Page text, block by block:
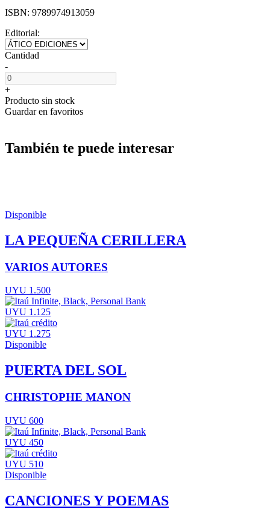
ISBN: 9789974913059
Editorial:
Cantidad
-
+
Producto sin stock
Guardar en favoritos
También te puede interesar
Disponible
LA PEQUEÑA CERILLERA
VARIOS AUTORES
UYU 1.500
UYU 1.125
UYU 1.275
Disponible
PUERTA DEL SOL
CHRISTOPHE MANON
UYU 600
UYU 450
UYU 510
Disponible
CANCIONES Y POEMAS